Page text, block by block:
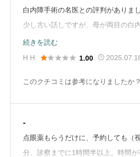
白内障手術の名医との評判がありま
少し古い話しですが、母が両目の白
きました。手術直後から母は片方(右)
ていました。そのうち治りますと言
察は手術した院長先生ではなく非常
ず、かなり怒りモード。私も困り果
続きを読む
H H
 1.00
このクチコミは参考になりましたか？
-
点眼薬もらうだけに、予約しても（
分、診察までに1時間半以上。時間